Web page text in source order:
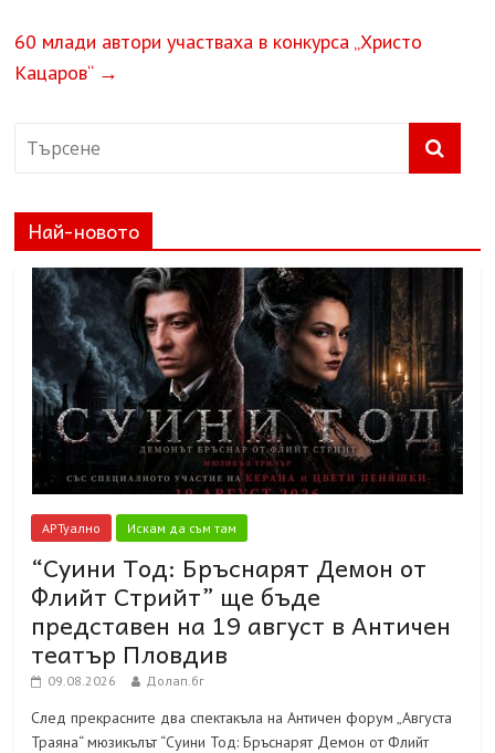
60 млади автори участваха в конкурса „Христо
Кацаров“ →
Най-новото
АРТуално Искам да съм там
“Суини Тод: Бръснарят Демон от
Флийт Стрийт” ще бъде
представен на 19 август в Античен
театър Пловдив
09.08.2026 Долап.бг
След прекрасните два спектакъла на Античен форум „Августа
Траяна“ мюзикълът “Суини Тод: Бръснарят Демон от Флийт